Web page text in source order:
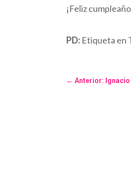
¡Feliz
PD: Etiqueta en
←Anterior: Ignacio